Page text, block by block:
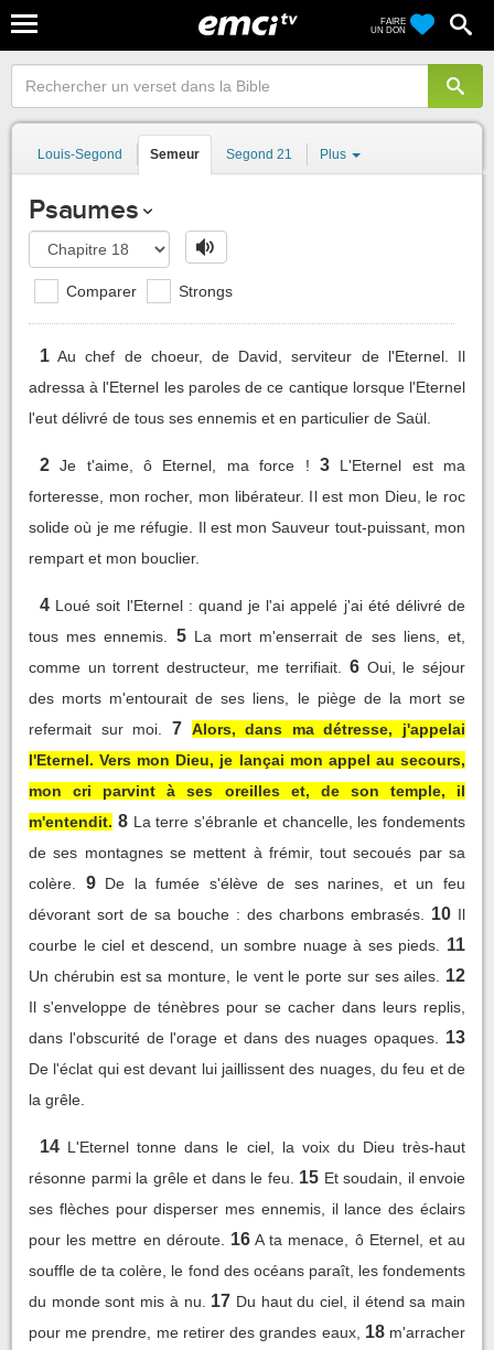
FAIRE
UN DON
Louis-Segond Semeur Segond 21 Plus
Psaumes
Comparer Strongs
1 Au chef de choeur, de David, serviteur de l'Eternel. Il
adressa à l'Eternel les paroles de ce cantique lorsque l'Eternel
l'eut délivré de tous ses ennemis et en particulier de Saül.
2 Je t'aime, ô Eternel, ma force ! 3
L'Eternel est ma
forteresse, mon rocher, mon libérateur. Il est mon Dieu, le roc
solide où je me réfugie. Il est mon Sauveur tout-puissant, mon
rempart et mon bouclier.
4 Loué soit l'Eternel : quand je l'ai appelé j'ai été délivré de
tous mes ennemis.
5 La mort m'enserrait de ses liens, et,
comme un torrent destructeur, me terrifiait.
6 Oui, le séjour
des morts m'entourait de ses liens, le piège de la mort se
refermait sur moi.
7 Alors, dans ma détresse, j'appelai
l'Eternel. Vers mon Dieu, je lançai mon appel au secours,
mon cri parvint à ses oreilles et, de son temple, il
m'entendit. 8 La terre s'ébranle et chancelle, les fondements
de ses montagnes se mettent à frémir, tout secoués par sa
colère.
9 De la fumée s'élève de ses narines, et un feu
dévorant sort de sa bouche : des charbons embrasés.
10 Il
courbe le ciel et descend, un sombre nuage à ses pieds.
11
Un chérubin est sa monture, le vent le porte sur ses ailes. 12
Il s'enveloppe de ténèbres pour se cacher dans leurs replis,
dans l'obscurité de l'orage et dans des nuages opaques.
13
De l'éclat qui est devant lui jaillissent des nuages, du feu et de
la grêle.
14 L'Eternel tonne dans le ciel, la voix du Dieu très-haut
résonne parmi la grêle et dans le feu.
15 Et soudain, il envoie
ses flèches pour disperser mes ennemis, il lance des éclairs
pour les mettre en déroute.
16 A ta menace, ô Eternel, et au
souffle de ta colère, le fond des océans paraît, les fondements
du monde sont mis à nu.
17 Du haut du ciel, il étend sa main
pour me prendre, me retirer des grandes eaux, 18 m'arracher